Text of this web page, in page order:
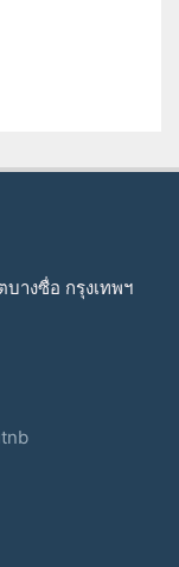
บางซื่อ กรุงเทพฯ